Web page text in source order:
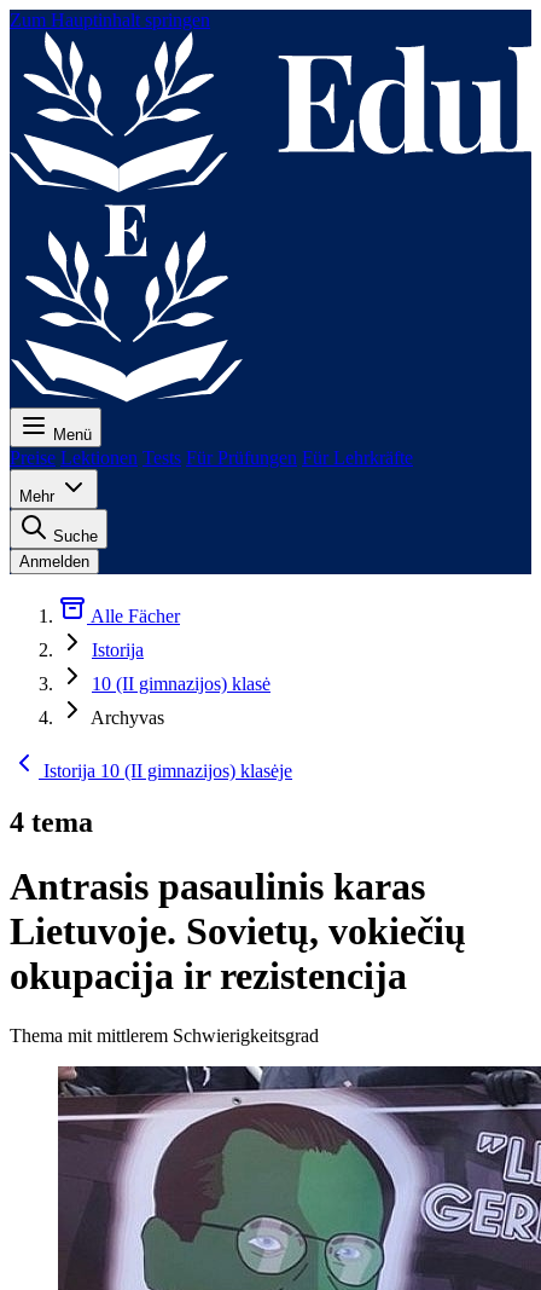
Zum Hauptinhalt springen
Menü
Preise Lektionen Tests Für Prüfungen Für Lehrkräfte
Mehr
Suche
Anmelden
Alle Fächer
Istorija
10 (II gimnazijos) klasė
Archyvas
Istorija 10 (II gimnazijos) klasėje
4 tema
Antrasis pasaulinis karas
Lietuvoje. Sovietų, vokiečių
okupacija ir rezistencija
Thema mit mittlerem Schwierigkeitsgrad